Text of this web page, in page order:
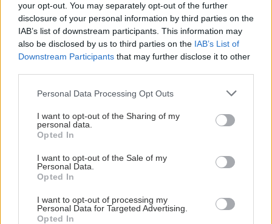
your opt-out. You may separately opt-out of the further
disclosure of your personal information by third parties on the
IAB’s list of downstream participants. This information may
also be disclosed by us to third parties on the IAB’s List of
Downstream Participants that may further disclose it to other
Please note that this website/app uses one or more Google
not limited to your visit or usage behaviour. You may click to
grant or deny consent to Google and its third-party tags to
use your data for below specified purposes in below Google
consent section.
Personal Data Processing Opt Outs
I want to opt-out of the Sharing of my
personal data.
Opted In
I want to opt-out of the Sale of my
Personal Data.
Opted In
I want to opt-out of processing my
Personal Data for Targeted Advertising.
Opted In
Προσθήκη Σχολίου